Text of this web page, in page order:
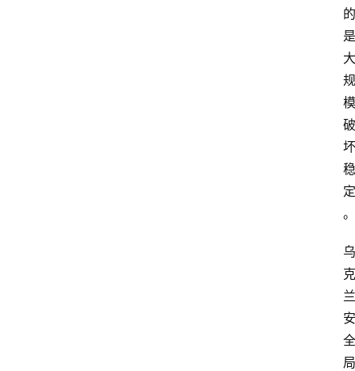
的
是
大
规
模
破
坏
稳
定
。
乌
克
兰
安
全
局